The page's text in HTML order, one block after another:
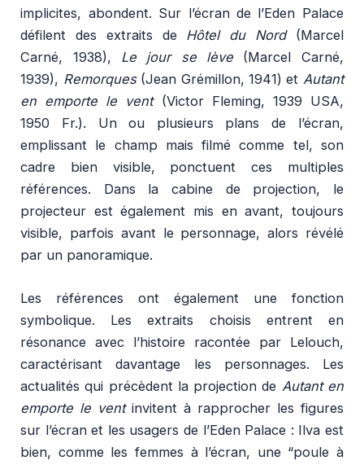
implicites, abondent. Sur l’écran de l’Eden Palace
défilent des extraits de Hôtel du Nord (Marcel
Carné, 1938), Le jour se lève (Marcel Carné,
1939), Remorques (Jean Grémillon, 1941) et Autant
en emporte le vent (Victor Fleming, 1939 USA,
1950 Fr.). Un ou plusieurs plans de l’écran,
emplissant le champ mais filmé comme tel, son
cadre bien visible, ponctuent ces multiples
références. Dans la cabine de projection, le
projecteur est également mis en avant, toujours
visible, parfois avant le personnage, alors révélé
par un panoramique.
Les références ont également une fonction
symbolique. Les extraits choisis entrent en
résonance avec l’histoire racontée par Lelouch,
caractérisant davantage les personnages. Les
actualités qui précèdent la projection de Autant en
emporte le ventinvitent à rapprocher les figures
sur l’écran et les usagers de l’Eden Palace : Ilva est
bien, comme les femmes à l’écran, une “poule à